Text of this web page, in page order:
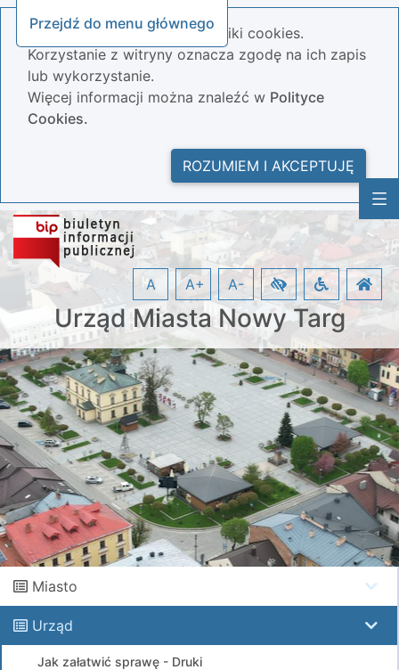
Przejdź do menu głównego
Nasza strona wykorzystuje pliki cookies.
Korzystanie z witryny oznacza zgodę na ich zapis
lub wykorzystanie.
Więcej informacji można znaleźć w Polityce
Cookies.
ROZUMIEM I AKCEPTUJĘ
Urząd Miasta Nowy Targ
A A+ A-
Miasto
Urząd
Jak załatwić sprawę - Druki